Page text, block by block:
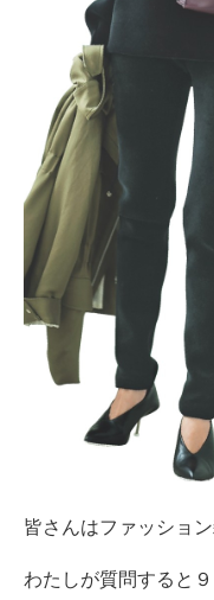
皆さんはファッショ
わたしが質問すると